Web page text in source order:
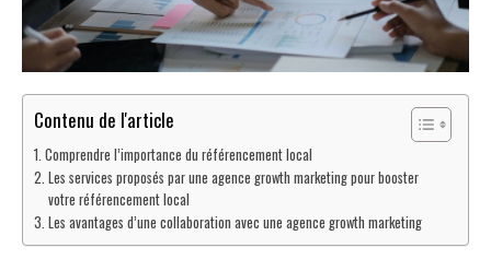
Contenu de l'article
Comprendre l’importance du référencement local
Les services proposés par une agence growth marketing pour booster
votre référencement local
Les avantages d’une collaboration avec une agence growth marketing